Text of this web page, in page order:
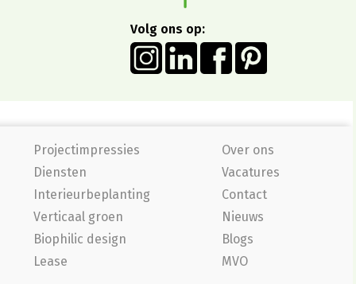
Volg ons op:
Projectimpressies
Diensten
Interieurbeplanting
Verticaal groen
Biophilic design
Lease
Over ons
Vacatures
Contact
Nieuws
Blogs
MVO